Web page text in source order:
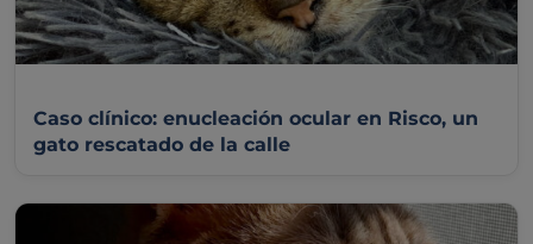
Caso clínico: enucleación ocular en Risco, un
gato rescatado de la calle